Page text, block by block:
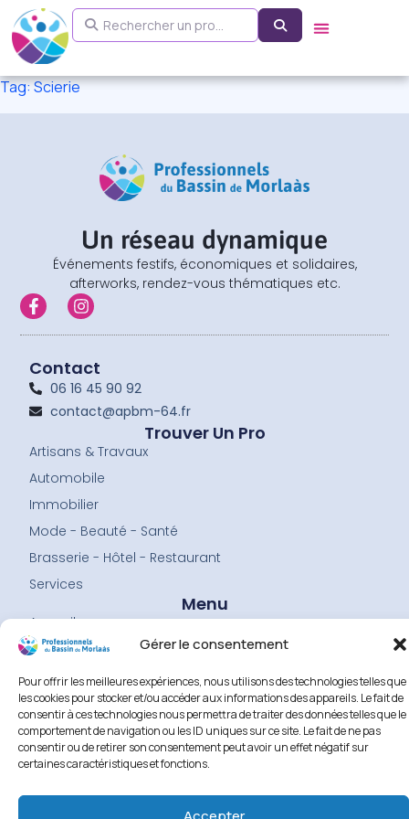
Gérer le consentement
Pour offrir les meilleures expériences, nous utilisons des technologies telles que
les cookies pour stocker et/ou accéder aux informations des appareils. Le fait de
consentir à ces technologies nous permettra de traiter des données telles que le
comportement de navigation ou les ID uniques sur ce site. Le fait de ne pas
consentir ou de retirer son consentement peut avoir un effet négatif sur
certaines caractéristiques et fonctions.
Aller
au
contenu
Rechercher un pro... Search
Tag: Scierie
Trouver Un Pro
Artisans & Travaux
Automobile
Immobilier
Mode - Beauté - Santé
Brasserie - Hôtel - Restaurant
Services
Menu
Accueil
Les professionnels
L’association
Adhérer
Faire un don
Contact
Mentions légales
Politique cookies
Contact
06 16 45 90 92
contact@apbm-64.fr
Un réseau dynamique
Événements festifs, économiques et solidaires,
afterworks, rendez-vous thématiques etc.
F
a
c
b
o
o
k
f
I
n
s
a
g
r
a